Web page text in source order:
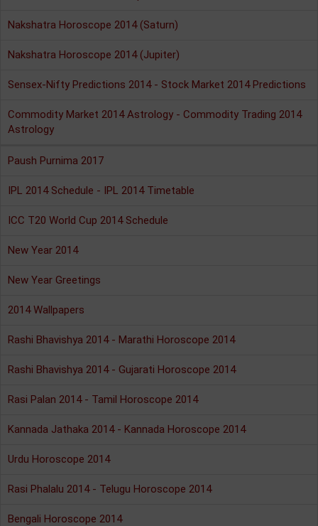
Nakshatra Horoscope 2014 (Saturn)
Nakshatra Horoscope 2014 (Jupiter)
Sensex-Nifty Predictions 2014 - Stock Market 2014 Predictions
Commodity Market 2014 Astrology - Commodity Trading 2014
Astrology
Paush Purnima 2017
IPL 2014 Schedule - IPL 2014 Timetable
ICC T20 World Cup 2014 Schedule
New Year 2014
New Year Greetings
2014 Wallpapers
Rashi Bhavishya 2014 - Marathi Horoscope 2014
Rashi Bhavishya 2014 - Gujarati Horoscope 2014
Rasi Palan 2014 - Tamil Horoscope 2014
Kannada Jathaka 2014 - Kannada Horoscope 2014
Urdu Horoscope 2014
Rasi Phalalu 2014 - Telugu Horoscope 2014
Bengali Horoscope 2014